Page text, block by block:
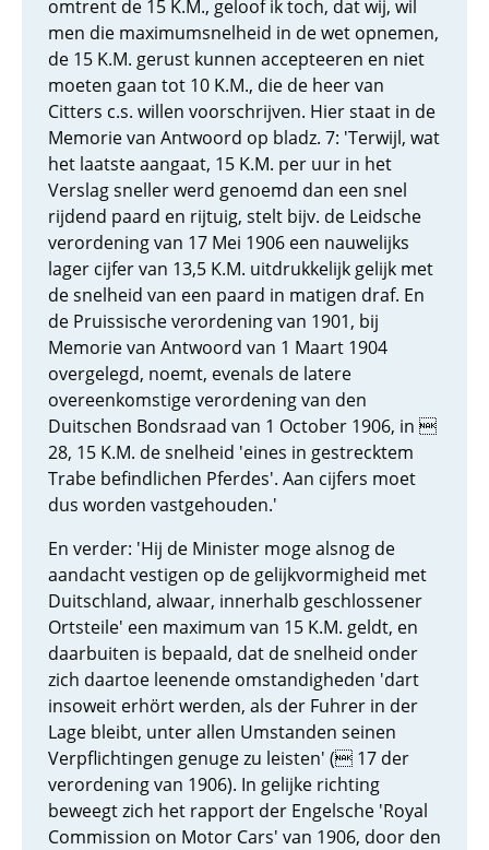
omtrent de 15 K.M., geloof ik toch, dat wij, wil
men die maximumsnelheid in de wet opnemen,
de 15 K.M. gerust kunnen accepteeren en niet
moeten gaan tot 10 K.M., die de heer van
Citters c.s. willen voorschrijven. Hier staat in de
Memorie van Antwoord op bladz. 7: 'Terwijl, wat
het laatste aangaat, 15 K.M. per uur in het
Verslag sneller werd genoemd dan een snel
rijdend paard en rijtuig, stelt bijv. de Leidsche
verordening van 17 Mei 1906 een nauwelijks
lager cijfer van 13,5 K.M. uitdrukkelijk gelijk met
de snelheid van een paard in matigen draf. En
de Pruissische verordening van 1901, bij
Memorie van Antwoord van 1 Maart 1904
overgelegd, noemt, evenals de latere
overeenkomstige verordening van den
Duitschen Bondsraad van 1 October 1906, in 
28, 15 K.M. de snelheid 'eines in gestrecktem
Trabe befindlichen Pferdes'. Aan cijfers moet
dus worden vastgehouden.'
En verder: 'Hij de Minister moge alsnog de
aandacht vestigen op de gelijkvormigheid met
Duitschland, alwaar, innerhalb geschlossener
Ortsteile' een maximum van 15 K.M. geldt, en
daarbuiten is bepaald, dat de snelheid onder
zich daartoe leenende omstandigheden 'dart
insoweit erhört werden, als der Fuhrer in der
Lage bleibt, unter allen Umstanden seinen
Verpflichtingen genuge zu leisten' ( 17 der
verordening van 1906). In gelijke richting
beweegt zich het rapport der Engelsche 'Royal
Commission on Motor Cars' van 1906, door den